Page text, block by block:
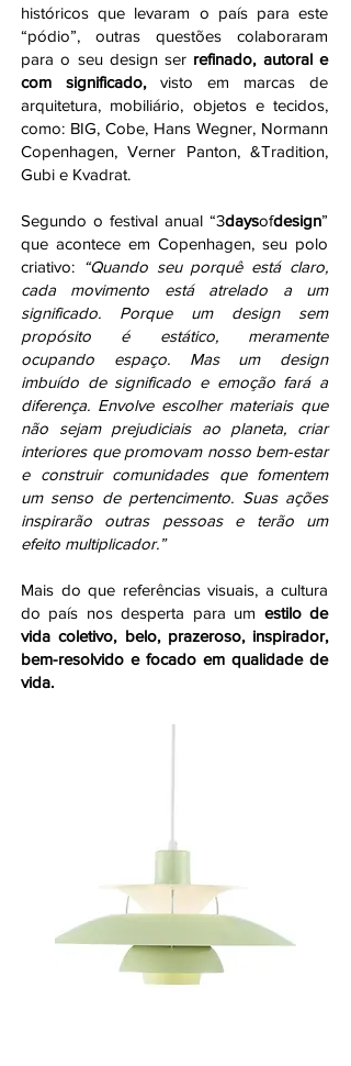
históricos que levaram o país para este
“pódio”, outras questões colaboraram
para o seu designser refinado, autoral e
com significado, visto em marcas de
arquitetura, mobiliário, objetos e tecidos,
como: BIG, Cobe, Hans Wegner, Normann
Copenhagen, Verner Panton, &Tradition,
Gubi e Kvadrat.
Segundo o festival anual “3daysofdesign”
que acontece em Copenhagen, seu polo
criativo: “Quando seu porquê está claro,
cada movimento está atrelado a um
significado. Porque um design sem
propósito é estático, meramente
ocupando espaço. Mas um design
imbuído de significado e emoção fará a
diferença. Envolve escolher materiais que
não sejam prejudiciais ao planeta, criar
interiores que promovam nosso bem-estar
e construir comunidades que fomentem
um senso de pertencimento. Suas ações
inspirarão outras pessoas e terão um
efeito multiplicador.”
Mais do que referências visuais, a cultura
do país nos desperta para um estilo de
vida coletivo, belo, prazeroso, inspirador,
bem-resolvido e focado em qualidade de
vida.